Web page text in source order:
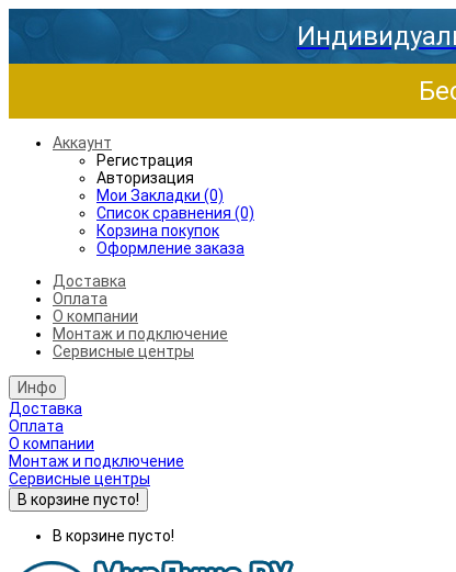
Аккаунт
Регистрация
Авторизация
Мои Закладки (0)
Список сравнения (0)
Корзина покупок
Оформление заказа
Доставка
Оплата
О компании
Монтаж и подключение
Сервисные центры
Инфо
Доставка
Оплата
О компании
Монтаж и подключение
Сервисные центры
В корзине пусто!
В корзине пусто!